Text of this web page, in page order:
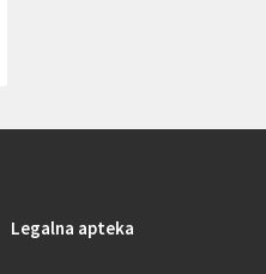
Legalna apteka